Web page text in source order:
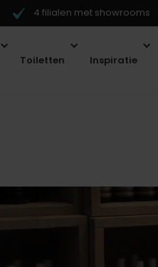
4 filialen met showrooms
Toiletten Inspiratie